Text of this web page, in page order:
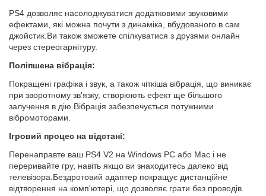
PS4 дозволяє насолоджуватися додатковими звуковими
ефектами, які можна почути з динаміка, вбудованого в сам
джойстик.Ви також зможете спілкуватися з друзями онлайн
через стереогарнітуру.
Поліпшена вібрація:
Покращені графіка і звук, а також чіткіша вібрація, що виникає
при зворотному зв'язку, створюють ефект ще більшого
залучення в дію.Вібрація забезпечується потужними
вібромоторами.
Ігровий процес на відстані:
Перенаправте ваш PS4 V2 на Windows PC або Mac і не
переривайте гру, навіть якщо ви знаходитесь далеко від
телевізора.Бездротовий адаптер покращує дистанційне
відтворення на комп'ютері, що дозволяє грати без проводів.